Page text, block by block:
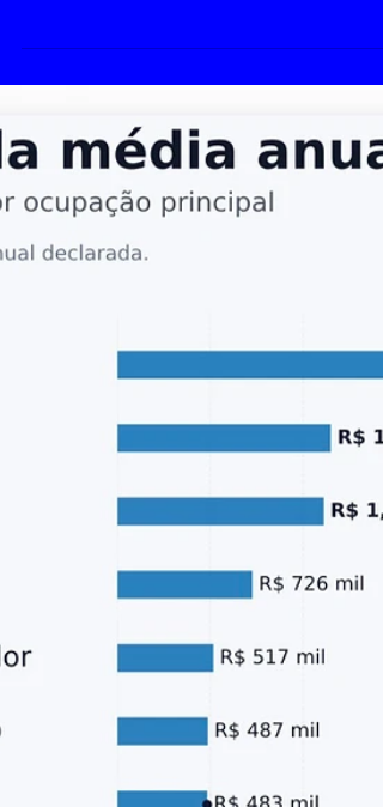
ou como estudar para a residência médica da
o momento, o edital da Residência Médica SMS
João Pessoa 2026/2027 ainda não foi publicado. As
informações abaixo são baseadas no último
processo s